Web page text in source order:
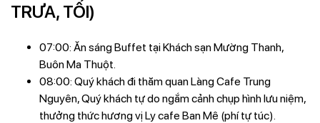
TRƯA, TỐI)
07:00: Ăn sáng Buffet tại Khách sạn Mường Thanh,
Buôn Ma Thuột.
08:00: Quý khách đi thăm quan Làng Cafe Trung
Nguyên, Quý khách tự do ngắm cảnh chụp hình lưu niệm,
thưởng thức hương vị Ly cafe Ban Mê (phí tự túc).